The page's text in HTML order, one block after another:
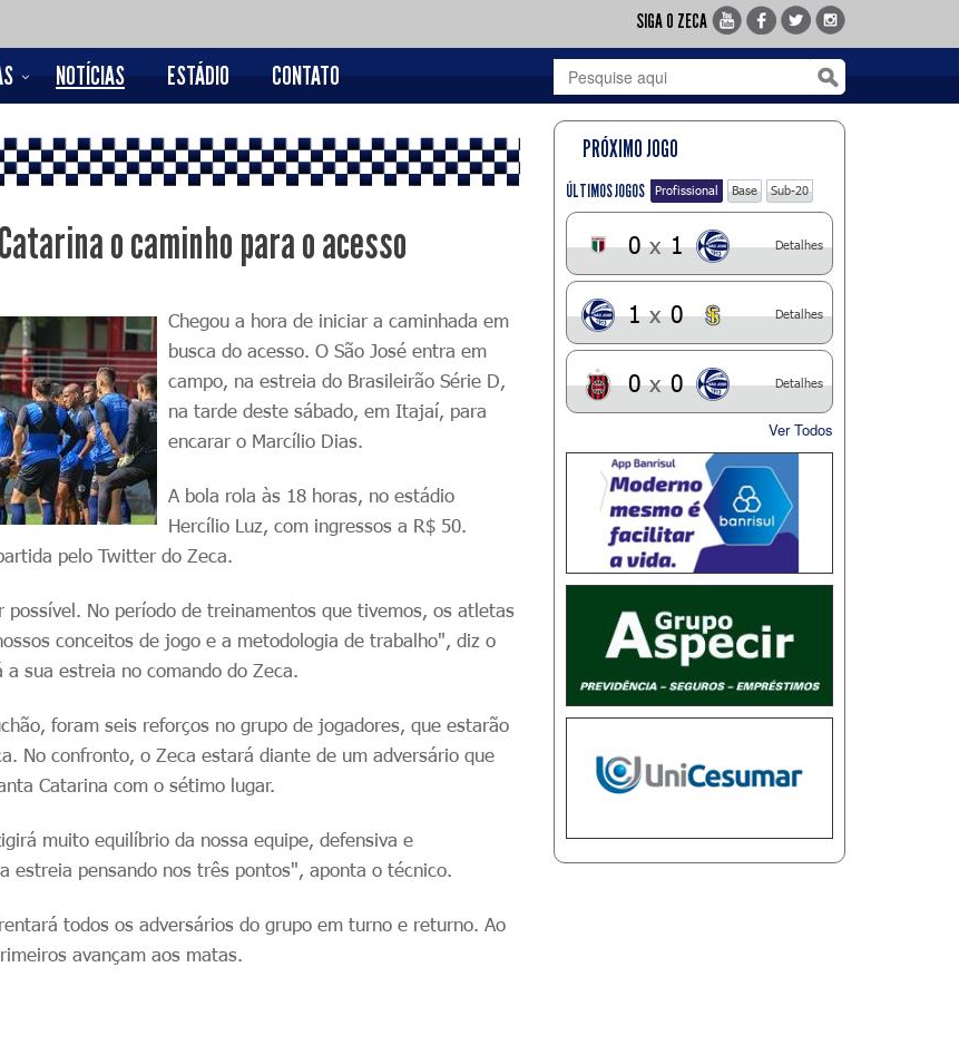
SIGA O ZECA
NOTÍCIAS ESTÁDIO CONTATO
o caminho para o acesso
Chegou a hora de iniciar a caminhada em
busca do acesso. O São José entra em
campo, na estreia do Brasileirão Série D,
na tarde deste sábado, em Itajaí, para
encarar o Marcílio Dias.
A bola rola às 18 horas, no estádio
Hercílio Luz, com ingressos a R$ 50.
pelo Twitter do Zeca.
possível. No período de treinamentos que tivemos, os atletas
conceitos de jogo e a metodologia de trabalho", diz o
sua estreia no comando do Zeca.
foram seis reforços no grupo de jogadores, que estarão
No confronto, o Zeca estará diante de um adversário que
Catarina com o sétimo lugar.
muito equilíbrio da nossa equipe, defensiva e
estreia pensando nos três pontos", aponta o técnico.
todos os adversários do grupo em turno e returno. Ao
avançam aos matas.
PRÓXIMO JOGO
ÚLTIMOS JOGOS Profissional Base Sub-20
0 x 1 Detalhes
1 x 0 Detalhes
0 x 0 Detalhes
Ver Todos